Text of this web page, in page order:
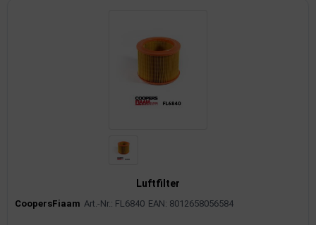
Luftfilter
CoopersFiaam Art.-Nr.: FL6840 EAN: 8012658056584